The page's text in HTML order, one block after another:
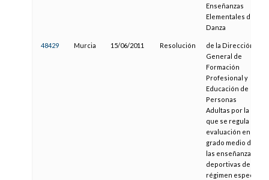
Enseñanzas
Elementales de
Danza
48429 Murcia 15/06/2011 Resolución
de la Dirección
General de
Formación
Profesional y
Educación de
Personas
Adultas por la
que se regula la
evaluación en el
grado medio de
las enseñanzas
deportivas de
régimen especial